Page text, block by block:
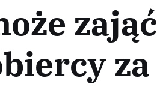
zająć
za